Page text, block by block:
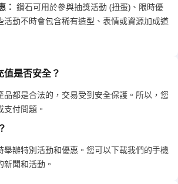
： 鑽石可用於參與抽獎活動 (扭蛋)、限時優
活動不時會包含稀有造型、表情或資源加成道
是否安全？
品都是合法的，交易受到安全保護。所以，您
付問題。
舉辦特別活動和優惠。您可以下載我們的手機
聞和活動。